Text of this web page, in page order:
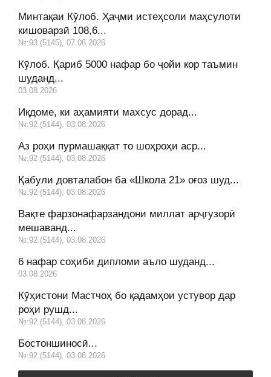
Минтақаи Кӯлоб. Ҳаҷми истеҳсоли маҳсулоти
кишоварзӣ 108,6...
№:93 (5145), 07.08.2026
Кӯлоб. Қариб 5000 нафар бо ҷойи кор таъмин
шуданд...
03.08.2026
Иқдоме, ки аҳамияти махсус дорад...
№:92 (5144), 03.08.2026
Аз роҳи пурмашаққат то шоҳроҳи аср...
№:92 (5144), 03.08.2026
Қабули довталабон ба «Школа 21» оғоз шуд...
№:92 (5144), 03.08.2026
Вақте фарзонафарзандони миллат арҷгузорӣ
мешаванд...
№:92 (5144), 03.08.2026
6 нафар соҳиби дипломи аъло шуданд...
03.08.2026
Кӯҳистони Мастчоҳ бо қадамҳои устувор дар
роҳи рушд...
№:92 (5144), 03.08.2026
Бостоншиносӣ...
№:92 (5144), 03.08.2026